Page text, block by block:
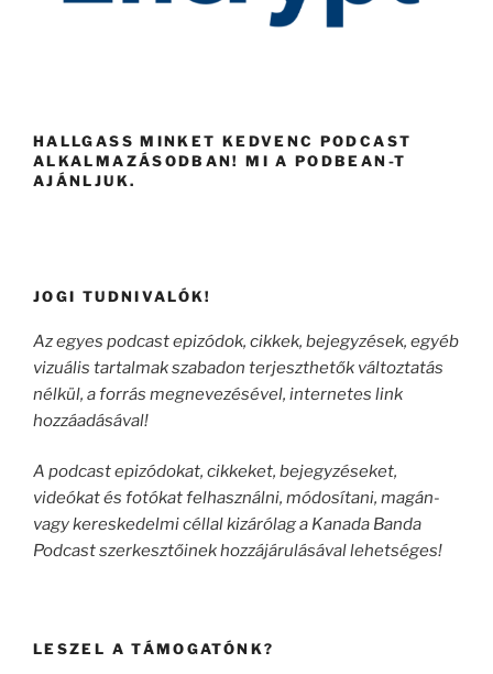
HALLGASS MINKET KEDVENC PODCAST
ALKALMAZÁSODBAN! MI A PODBEAN-T
AJÁNLJUK.
JOGI TUDNIVALÓK!
Az egyes podcast epizódok, cikkek, bejegyzések, egyéb
vizuális tartalmak szabadon terjeszthetők változtatás
nélkül, a forrás megnevezésével, internetes link
hozzáadásával!
A podcast epizódokat, cikkeket, bejegyzéseket,
videókat és fotókat felhasználni, módosítani, magán-
vagy kereskedelmi céllal kizárólag a Kanada Banda
Podcast szerkesztőinek hozzájárulásával lehetséges!
LESZEL A TÁMOGATÓNK?